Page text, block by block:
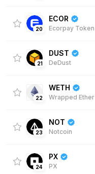
20 Ecorpay Token
ECOR
21 DeDust
DUST
22 Wrapped Ether
WETH
23 Notcoin
NOT
24 PX
PX